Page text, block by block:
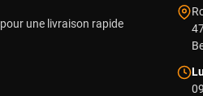
pour une livraison rapide